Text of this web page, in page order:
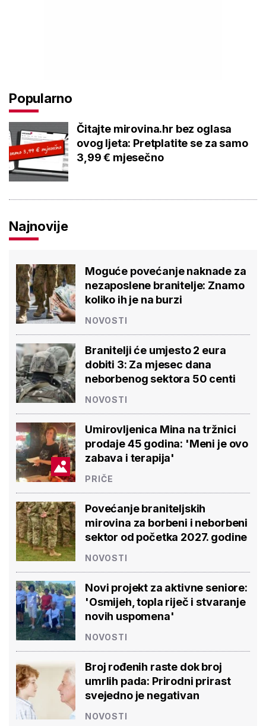
Popularno
Čitajte mirovina.hr bez oglasa
ovog ljeta: Pretplatite se za samo
3,99 € mjesečno
Najnovije
Moguće povećanje naknade za
nezaposlene branitelje: Znamo
koliko ih je na burzi
NOVOSTI
Branitelji će umjesto 2 eura
dobiti 3: Za mjesec dana
neborbenog sektora 50 centi
NOVOSTI
Umirovljenica Mina na tržnici
prodaje 45 godina: 'Meni je ovo
zabava i terapija'
PRIČE
Povećanje braniteljskih
mirovina za borbeni i neborbeni
sektor od početka 2027. godine
NOVOSTI
Novi projekt za aktivne seniore:
'Osmijeh, topla riječ i stvaranje
novih uspomena'
NOVOSTI
Broj rođenih raste dok broj
umrlih pada: Prirodni prirast
svejedno je negativan
NOVOSTI